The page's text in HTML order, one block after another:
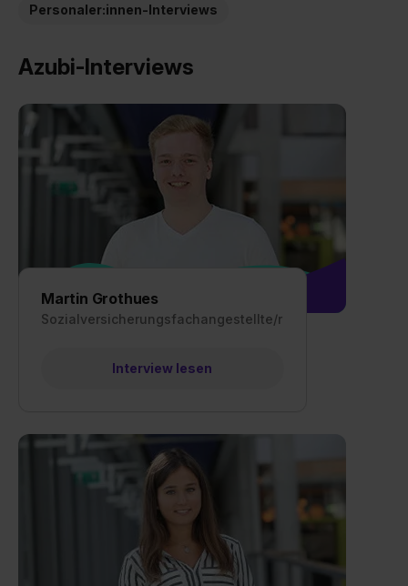
Personaler:innen-Interviews
Azubi-Interviews
Martin Grothues
Sozialversicherungsfachangestellte/r
Interview lesen